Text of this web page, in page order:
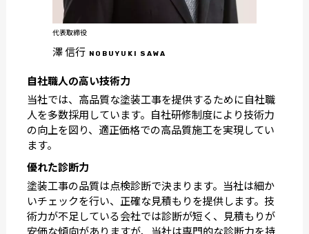
代表取締役
澤 信行 NOBUYUKI SAWA
自社職人の高い技術力
当社では、高品質な塗装工事を提供するために自社職
人を多数採用しています。自社研修制度により技術力
の向上を図り、適正価格での高品質施工を実現してい
ます。
優れた診断力
塗装工事の品質は点検診断で決まります。当社は細か
いチェックを行い、正確な見積もりを提供します。技
術力が不足している会社では診断が短く、見積もりが
安価な傾向がありますが、当社は専門的な診断力を持